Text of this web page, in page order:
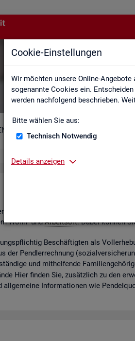
Cookie-Einstellungen
Wir möchten unsere Online-
sogenannte Cookies ein.
werden nachfolgend beschrieben.
Bitte wählen Sie aus:
Technisch Notwendig
Details anzeigen
Pend­ler­at­lan­ten für
mit ihren
Wohn- undAr­beits­ort. Dabei kön­nen
Be­schäf­tig­ten als
der Pend­ler­rech­nung
und mit­hel­fen­de
Hier fin­den Sie, zu­sätz­lich zu den
all­ge­mei­ne In­for­ma­tio­nen wie